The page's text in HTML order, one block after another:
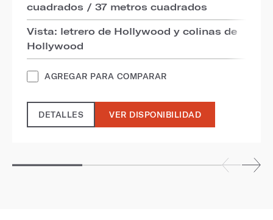
cuadrados / 37 metros cuadrados
Vista: letrero de Hollywood y colinas de
Hollywood
AGREGAR PARA COMPARAR
DETALLES VER DISPONIBILIDAD